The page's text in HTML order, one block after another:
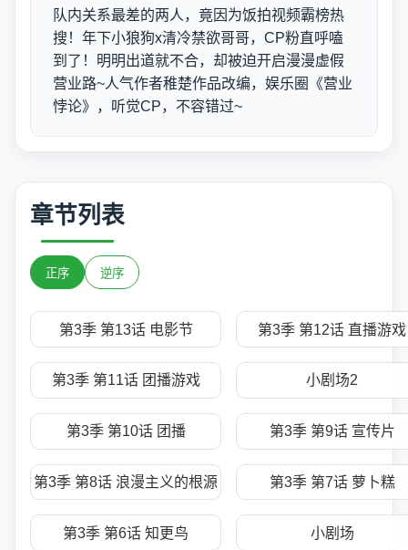
队内关系最差的两人，竟因为饭拍视频霸榜热
搜！年下小狼狗x清冷禁欲哥哥，CP粉直呼嗑
到了！明明出道就不合，却被迫开启漫漫虚假
营业路~人气作者稚楚作品改编，娱乐圈《营业
悖论》，听觉CP，不容错过~
章节列表
正序 逆序
第3季 第13话 电影节 第3季 第12话 直播游戏
第3季 第11话 团播游戏 小剧场2
第3季 第10话 团播 第3季 第9话 宣传片
第3季 第8话 浪漫主义的根源 第3季 第7话 萝卜糕
第3季 第6话 知更鸟 小剧场